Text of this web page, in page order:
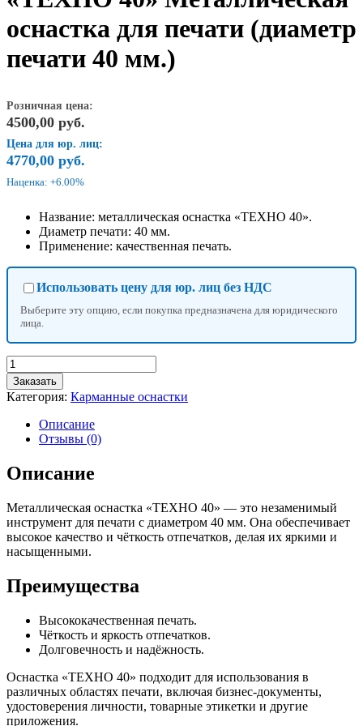
оснастка для печати (диаметр
печати 40 мм.)
Розничная цена:
4500,00 руб.
Цена для юр. лиц:
4770,00 руб.
Наценка: +6.00%
Название: металлическая оснастка «ТЕХНО 40».
Диаметр печати: 40 мм.
Применение: качественная печать.
Использовать цену для юр. лиц без НДС
Выберите эту опцию, если покупка предназначена для юридического
лица.
Количество
товара
"ТЕХНО
40"
Металлическая
оснастка
печати
(диаметр
40
мм.)
Заказать
Категория: Карманные оснастки
Описание
Отзывы (0)
Описание
Металлическая оснастка «ТЕХНО 40» — это незаменимый
инструмент для печати с диаметром 40 мм. Она обеспечивает
высокое качество и чёткость отпечатков, делая их яркими и
насыщенными.
Преимущества
Высококачественная печать.
Чёткость и яркость отпечатков.
Долговечность и надёжность.
Оснастка «ТЕХНО 40» подходит для использования в
различных областях печати, включая бизнес-документы,
удостоверения личности, товарные этикетки и другие
приложения.